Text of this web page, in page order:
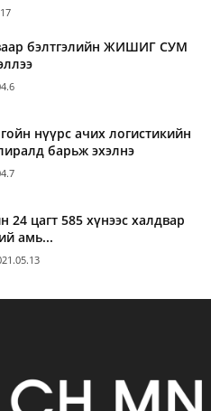
бэлтгэлийн ЖИШИГ СУМ
нүүрс ачих логистикийн
барьж эхэлнэ
24 цагт 585 хүнээс халдвар
амь...